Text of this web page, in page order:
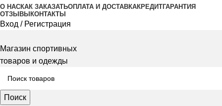
О НАСКАК ЗАКАЗАТЬОПЛАТА И ДОСТАВКАКРЕДИТГАРАНТИЯ
ОТЗЫВЫ КОНТАКТЫ
Вход / Регистрация
Магазин спортивных
товаров и одежды
Поиск